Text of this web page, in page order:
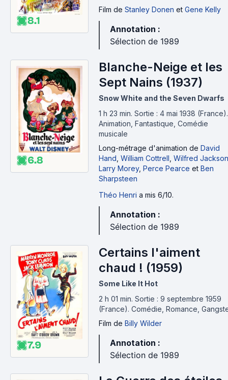
8.1
Film de Stanley Donen et Gene Kelly
Annotation :
Sélection de 1989
6.8
Blanche-Neige et les
Sept Nains (1937)
Snow White and the Seven Dwarfs
1 h 23 min. Sortie : 4 mai 1938 (France).
Animation, Fantastique, Comédie
musicale
Long-métrage d'animation de David
Hand William Cottrell Wilfred Jackson
Larry Morey, Perce Pearce et Ben
Sharpsteen
Théo Henri a mis 6/10.
Annotation :
Sélection de 1989
7.9
Certains l'aiment
chaud ! (1959)
Some Like It Hot
2 h 01 min. Sortie : 9 septembre 1959
(France). Comédie, Romance,
Film de Billy Wilder
Annotation :
Sélection de 1989